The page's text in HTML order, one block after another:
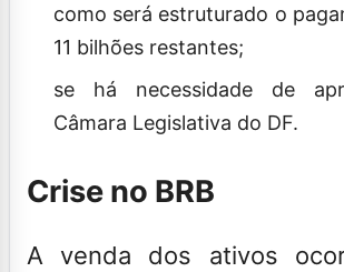
como será estruturado o
11 bilhões restantes;
se há necessidade de
Câmara Legislativa do DF.
Crise no BRB
A venda dos ativos